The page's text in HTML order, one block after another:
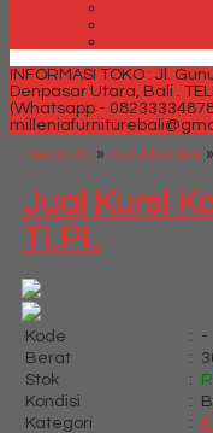
INFORMASI TOKO : Jl.
Denpasar Utara, Bali .
(Whatsapp -
Beranda » Kursi Kantor »
Jual Kursi
TLPL
Kode :
-
Berat
:
Stok
:
Kondisi
:
Kategori
: